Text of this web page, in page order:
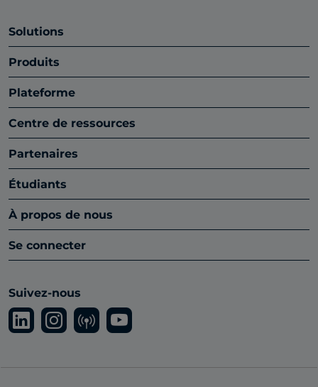
Solutions
Produits
Plateforme
Centre de ressources
Partenaires
Étudiants
À propos de nous
Se connecter
Suivez-nous